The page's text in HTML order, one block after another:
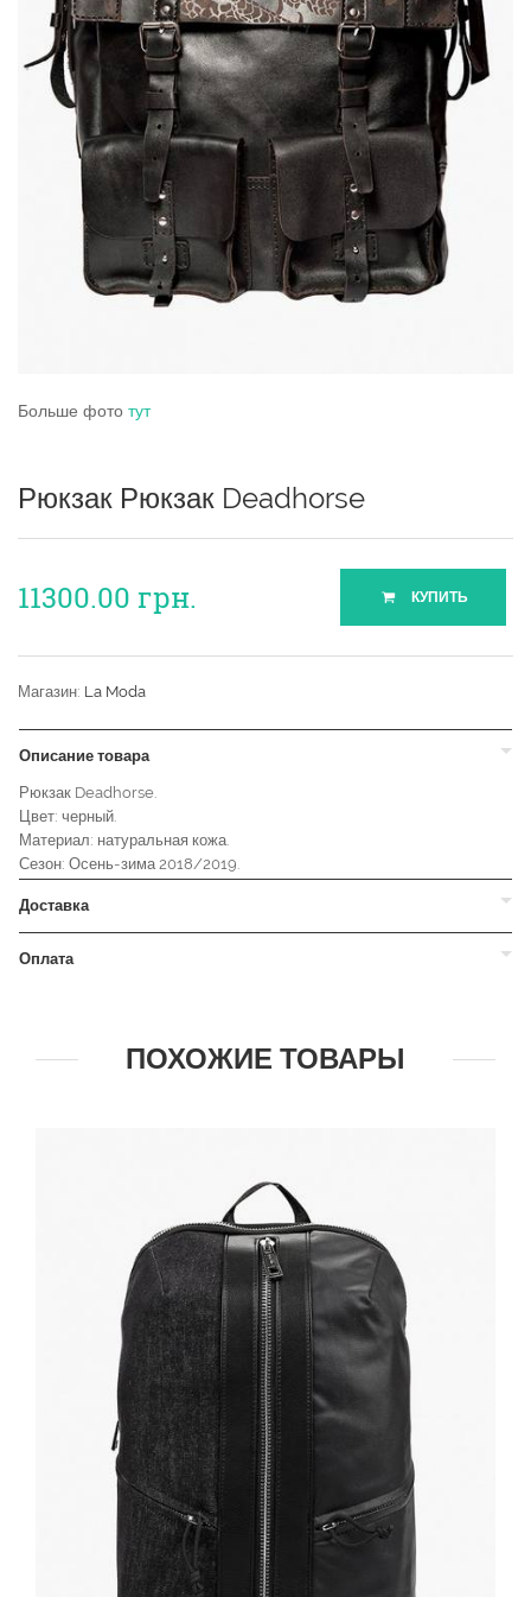
Больше фото тут
Рюкзак Рюкзак Deadhorse
11300.00 грн. КУПИТЬ
Магазин: La Moda
Описание товара
Рюкзак Deadhorse.
Цвет: черный.
Материал: натуральная кожа.
Сезон: Осень-зима 2018/2019.
Доставка
Оплата
ПОХОЖИЕ ТОВАРЫ